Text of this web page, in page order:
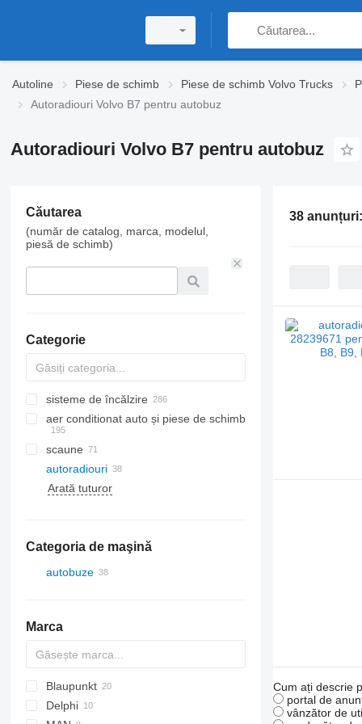
Autoline Piese de schimb Piese de schimb Volvo Trucks
Autoradiouri Volvo B7 pentru autobuz
Autoradiouri Volvo B7 pentru autobuz
Căutarea
(număr de catalog, marca, modelul,
piesă de schimb)
Categorie
sisteme de încălzire
aer conditionat auto și piese de schimb
radiatoare aer condiționat
furtunuri aer condiționat
filtre uscător
scaune
autoradiouri
geamuri laterale
Arată tuturor
Categoria de maşină
autobuze
Marca
Blaupunkt
Delphi
38 anunțuri:
Cum ați descrie
portal de
vânzător de